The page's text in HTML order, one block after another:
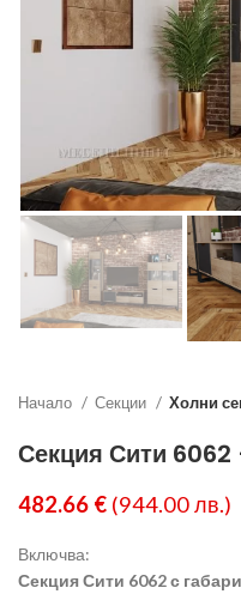
Начало Секции Холни
Секция Сити
482.66 € (944.00 лв.)
Включва:
Секция Сити 6062 с